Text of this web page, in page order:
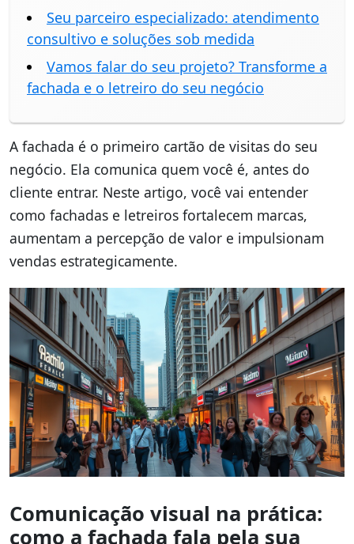
Seu parceiro especializado: atendimento
consultivo e soluções sob medida
Vamos falar do seu projeto? Transforme a
fachada e o letreiro do seu negócio
A fachada é o primeiro cartão de visitas do seu
negócio. Ela comunica quem você é, antes do
cliente entrar. Neste artigo, você vai entender
como fachadas e letreiros fortalecem marcas,
aumentam a percepção de valor e impulsionam
vendas estrategicamente.
Comunicação visual na prática:
como a fachada fala pela sua